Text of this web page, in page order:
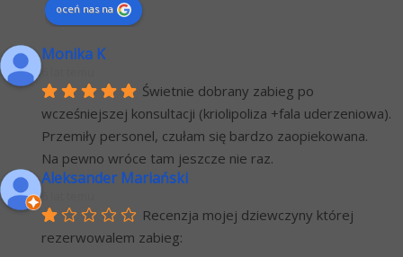
oceń nas na
Monika K
Świetnie dobrany zabieg po
wcześniejszej konsultacji (kriolipoliza +fala uderzeniowa).
Przemiły personel, czułam się bardzo zaopiekowana.
Na pewno wróce tam jeszcze nie raz.
Aleksander Mariański
Recenzja mojej dziewczyny której
rezerwowalem zabieg: